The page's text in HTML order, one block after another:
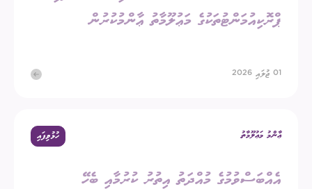
ޕްރޮކިއުމަންޓުތަކުގެ މަޢުލޫމާތު ޢާންމުކުރުން
01 ޖުލައި 2026
ޢާންމު މަޢުލޫމާތު ހުޅުވިފައި
އެއްބަސްވުމުގެ މުއްދަތު އިތުރު ކުރުމާއި ބެހޭ